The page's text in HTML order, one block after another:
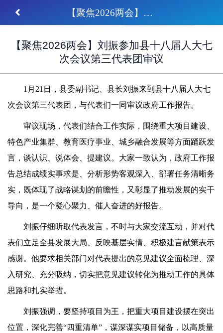
【聚焦2026两会】刘振参加县十八届人大七次会议第三代表团审议
【聚焦2026两会】刘振参加县十八届人大七
次会议第三代表团审议
1月21日，县委副书记、县长刘振来到县十八届人大七
次会议第三代表团，与代表们一同审议政府工作报告。
审议现场，代表们结合工作实际，围绕重大项目建设、
特色产业集群、教育医疗事业、城乡融合发展等方面踊跃发
言，谈认识、说体会、提建议。大家一致认为，政府工作报
告总结成绩实事求是、分析形势客观深入、部署任务清晰务
实，既体现了战略谋划的前瞻性，又彰显了推动发展的实干
导向，是一个凝心聚力、催人奋进的好报告。
刘振仔细听取代表发言，不时与大家交流互动，并对代
表们立足全县发展大局、反映基层实情、积极建言献策表示
感谢。他要求相关部门对代表提出的意见建议全面梳理、深
入研究、充分吸纳，切实把意见建议转化为推动工作的具体
思路和扎实举措。
刘振强调，要坚持项目为王，把重大项目建设摆在突出
位置，深化完善“四重清单”，谋深谋实项目储备，以高质量